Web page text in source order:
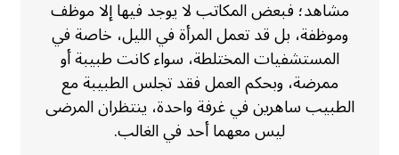
مشاهد؛ فبعض المكاتب لا يوجد فيها إلا موظف
وموظفة، بل قد تعمل المرأة في الليل، خاصة في
المستشفيات المختلطة، سواء كانت طبيبة أو
ممرضة، وبحكم العمل فقد تجلس الطبيبة مع
الطبيب ساهرين في غرفة واحدة، ينتظران المرضى
ليس معهما أحد في الغالب.